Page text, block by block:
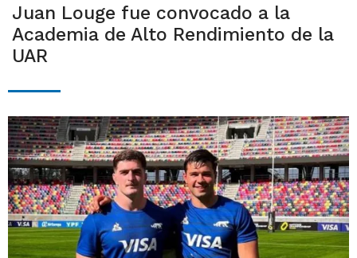
Juan Louge fue convocado a la
Academia de Alto Rendimiento de la
UAR